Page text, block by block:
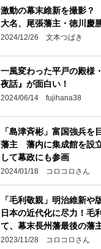
激動の幕末維新を撮影
大名、尾張藩主・徳川慶
2024/12/26 文本つばき
一風変わった平戸の殿様
夜話』が面白い！
2024/06/14 fujihana38
「島津斉彬」富国強兵を
藩主 藩内に集成館を設
して幕政にも参画
2024/01/18 コロコロさん
「毛利敬親」明治維新や
日本の近代化に尽力！毛
て、幕末長州藩最後の藩
2023/11/28 コロコロさん